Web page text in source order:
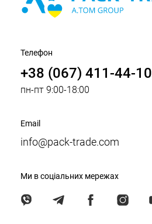
Телефон
+38 (067) 411-44-10
пн-пт 9:00-18:00
Email
info@pack-trade.com
Ми в соціальних мережах